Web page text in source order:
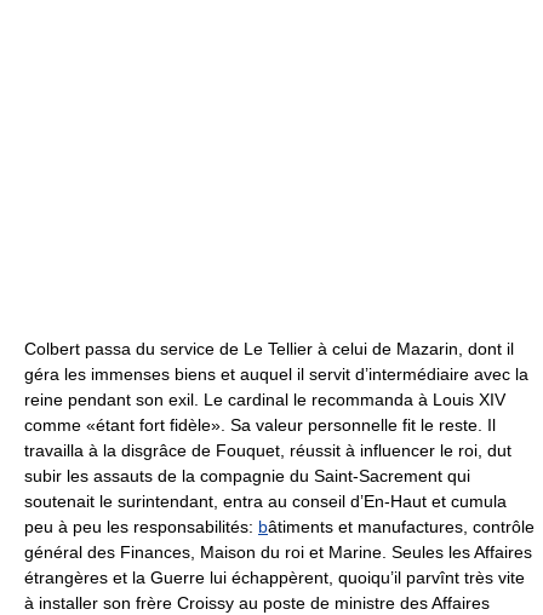
Colbert passa du service de Le Tellier à celui de Mazarin, dont il
géra les immenses biens et auquel il servit d’intermédiaire avec la
reine pendant son exil. Le cardinal le recommanda à Louis XIV
comme «étant fort fidèle». Sa valeur personnelle fit le reste. Il
travailla à la disgrâce de Fouquet, réussit à influencer le roi, dut
subir les assauts de la compagnie du Saint-Sacrement qui
soutenait le surintendant, entra au conseil d’En-Haut et cumula
peu à peu les responsabilités: bâtiments et manufactures, contrôle
général des Finances, Maison du roi et Marine. Seules les Affaires
étrangères et la Guerre lui échappèrent, quoiqu’il parvînt très vite
à installer son frère Croissy au poste de ministre des Affaires